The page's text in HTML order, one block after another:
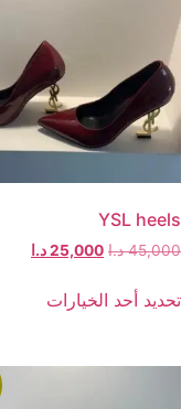
YSL heels
45,000 د.ا 25,000د.ا
تحديد أحد الخيارات